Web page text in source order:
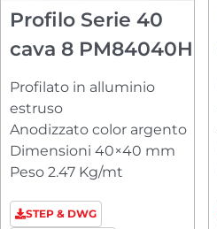
Profilo Serie 40
cava 8 PM84040H
Profilato in alluminio
estruso
Anodizzato color argento
Dimensioni 40×40 mm
Peso 2.47 Kg/mt
STEP & DWG